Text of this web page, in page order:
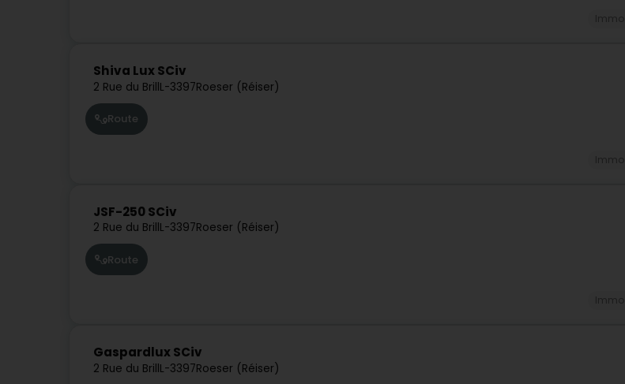
Shiva Lux SCiv
2 Rue du BrillL-3397Roeser (Réiser)
Route
JSF-250 SCiv
2 Rue du BrillL-3397Roeser (Réiser)
Route
Gaspardlux SCiv
2 Rue du BrillL-3397Roeser (Réiser)